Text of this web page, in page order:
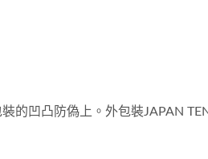
的凹凸防偽上。外包裝JAPAN